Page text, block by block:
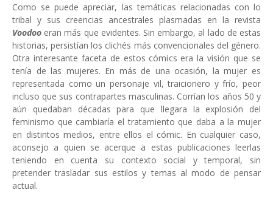
Como se puede apreciar, las temáticas relacionadas con lo
tribal y sus creencias ancestrales plasmadas en la revista
Voodoo eran más que evidentes. Sin embargo, al lado de estas
historias, persistían los clichés más convencionales del género.
Otra interesante faceta de estos cómics era la visión que se
tenía de las mujeres. En más de una ocasión, la mujer es
representada como un personaje vil, traicionero y frío, peor
incluso que sus contrapartes masculinas. Corrían los años 50 y
aún quedaban décadas para que llegara la explosión del
feminismo que cambiaría el tratamiento que daba a la mujer
en distintos medios, entre ellos el cómic. En cualquier caso,
aconsejo a quien se acerque a estas publicaciones leerlas
teniendo en cuenta su contexto social y temporal, sin
pretender trasladar sus estilos y temas al modo de pensar
actual.